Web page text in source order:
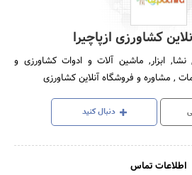
کشاورزی ازپاچیرا
نشا, ابزار, ماشین آلات و ادوات کشاورزی و
, مشاوره و فروشگاه آنلاین کشاورزی
دنبال کنید
اطلاعات تماس